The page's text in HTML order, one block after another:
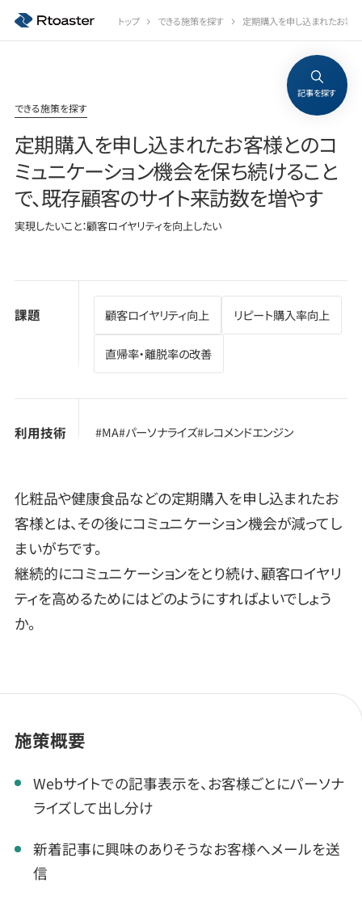
トップ できる施策を探す 定期購入を申し込まれたお客
できる施策を探す
定期購入を申し込まれたお客様とのコ
ミュニケーション機会を保ち続けること
で、既存顧客のサイト来訪数を増やす
実現したいこと：顧客ロイヤリティを向上したい
記事を探す
課題 顧客ロイヤリティ向上 リピート購入率向上
直帰率・離脱率の改善
利用技術 #MA#パーソナライズ#レコメンドエンジン
化粧品や健康食品などの定期購入を申し込まれたお
客様とは、その後にコミュニケーション機会が減ってし
まいがちです。
継続的にコミュニケーションをとり続け、顧客ロイヤリ
ティを高めるためにはどのようにすればよいでしょう
か。
施策概要
Webサイトでの記事表示を、お客様ごとにパーソナ
ライズして出し分け
新着記事に興味のありそうなお客様へメールを送
信